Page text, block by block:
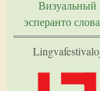
Визуальный
эсперанто